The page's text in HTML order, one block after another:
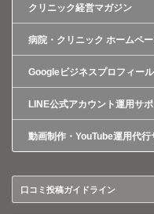
クリニック経営マガジン
病院・クリニック ホームペ
Googleビジネスプロフィー
LINE公式アカウント運用サポ
動画制作・YouTube運用代
口コミ投稿ガイドライン